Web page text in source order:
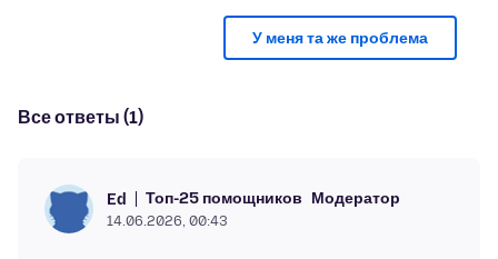
У меня та же проблема
Все ответы (1)
Ed Топ-25 помощников Модератор
14.06.2026, 00:43